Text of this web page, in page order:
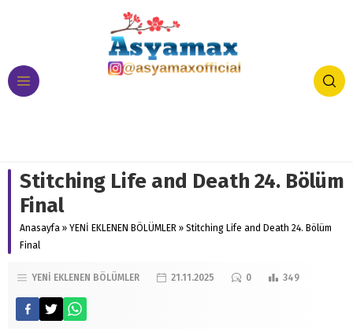
Stitching Life and Death 24. Bölüm
Final
Anasayfa » YENİ EKLENEN BÖLÜMLER » Stitching Life and Death 24. Bölüm
Final
YENİ EKLENEN BÖLÜMLER 21.11.2025 0 349